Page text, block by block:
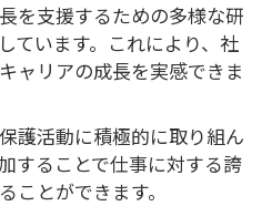
を支援するための多様な研
ています。これにより、社
ャリアの成長を実感できま
護活動に積極的に取り組ん
することで仕事に対する誇
ことができます。